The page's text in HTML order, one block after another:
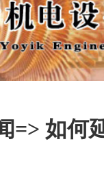
=> 如何